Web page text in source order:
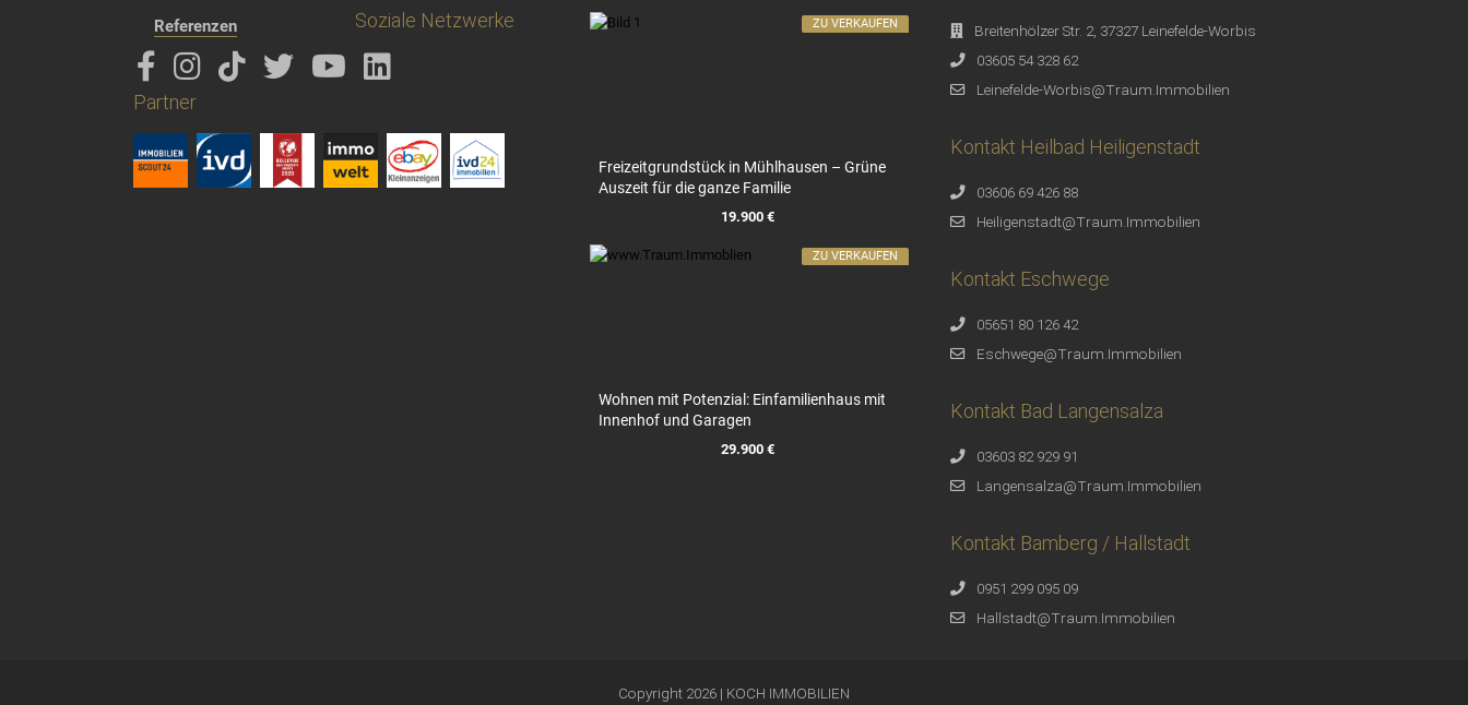
Referenzen Soziale Netzwerke
Partner
Freizeitgrundstück in Mühlhausen – Grüne
Auszeit für die ganze Familie
19.900 €
ZU VERKAUFEN
Wohnen mit Potenzial: Einfamilienhaus mit
Innenhof und Garagen
29.900 €
ZU VERKAUFEN
Breitenhölzer Str. 2, 37327 Leinefelde-Worbis
03605 54 328 62
Leinefelde-Worbis@Traum.Immobilien
Kontakt Heilbad Heiligenstadt
03606 69 426 88
Heiligenstadt@Traum.Immobilien
Kontakt Eschwege
05651 80 126 42
Eschwege@Traum.Immobilien
Kontakt Bad Langensalza
03603 82 929 91
Langensalza@Traum.Immobilien
Kontakt Bamberg / Hallstadt
0951 299 095 09
Hallstadt@Traum.Immobilien
Copyright 2026 | KOCH IMMOBILIEN